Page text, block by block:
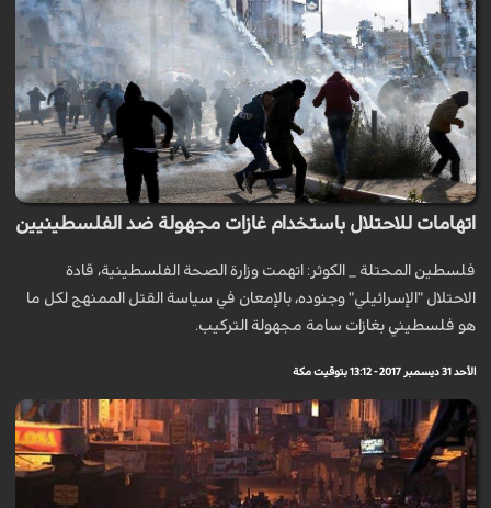
اتهامات للاحتلال باستخدام غازات مجهولة ضد الفلسطينيين
فلسطين المحتلة _ الكوثر: اتهمت وزارة الصحة الفلسطينية، قادة
الاحتلال "الإسرائيلي" وجنوده، بالإمعان في سياسة القتل الممنهج لكل ما
هو فلسطيني بغازات سامة مجهولة التركيب.
الأحد 31 ديسمبر 2017 - 13:12 بتوقيت مكة